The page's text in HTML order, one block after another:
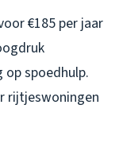
€185 per jaar
spoedhulp.
rijtjeswoningen